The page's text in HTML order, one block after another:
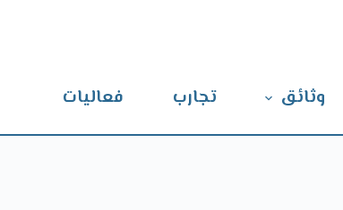
وثائق تجارب فعاليات